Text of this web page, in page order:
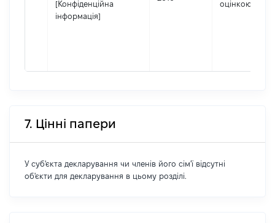
[Конфіденційна
інформація]
оцінкою
7. Цінні папери
У суб'єкта декларування чи членів його сім'ї відсутні
об'єкти для декларування в цьому розділі.